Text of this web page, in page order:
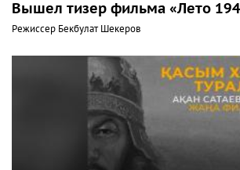
Вышел тизер фильма «Лето
Режиссер Бекбулат Шекеров